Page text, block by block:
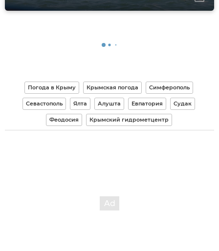
Погода в Крыму Крымская погода Симферополь
Севастополь Ялта Алушта Евпатория Судак
Феодосия Крымский гидрометцентр